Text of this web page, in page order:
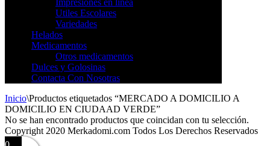
Impresiones en linea
Utiles Escolares
Variedades
Helados
Medicamentos
Otros medicamentos
Dulces y Golosinas
Contacta Con Nosotras
Inicio\Productos etiquetados “MERCADO A DOMICILIO A
DOMICILIO EN CIUDAAD VERDE”
No se han encontrado productos que coincidan con tu selección.
Copyright 2020 Merkadomi.com Todos Los Derechos Reservados